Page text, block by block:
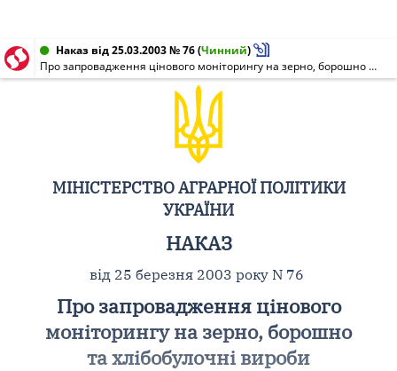
Наказ від 25.03.2003 № 76(Чинний)
Про запровадження цінового моніторингу на зерно, борошно та хлібобулочні вироби
МІНІСТЕРСТВО АГРАРНОЇ ПОЛІТИКИ
УКРАЇНИ
НАКАЗ
від 25 березня 2003 року N 76
Про запровадження цінового
моніторингу на зерно, борошно
та хлібобулочні вироби